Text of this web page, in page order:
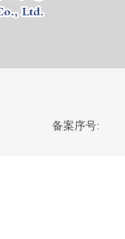
备案序号: